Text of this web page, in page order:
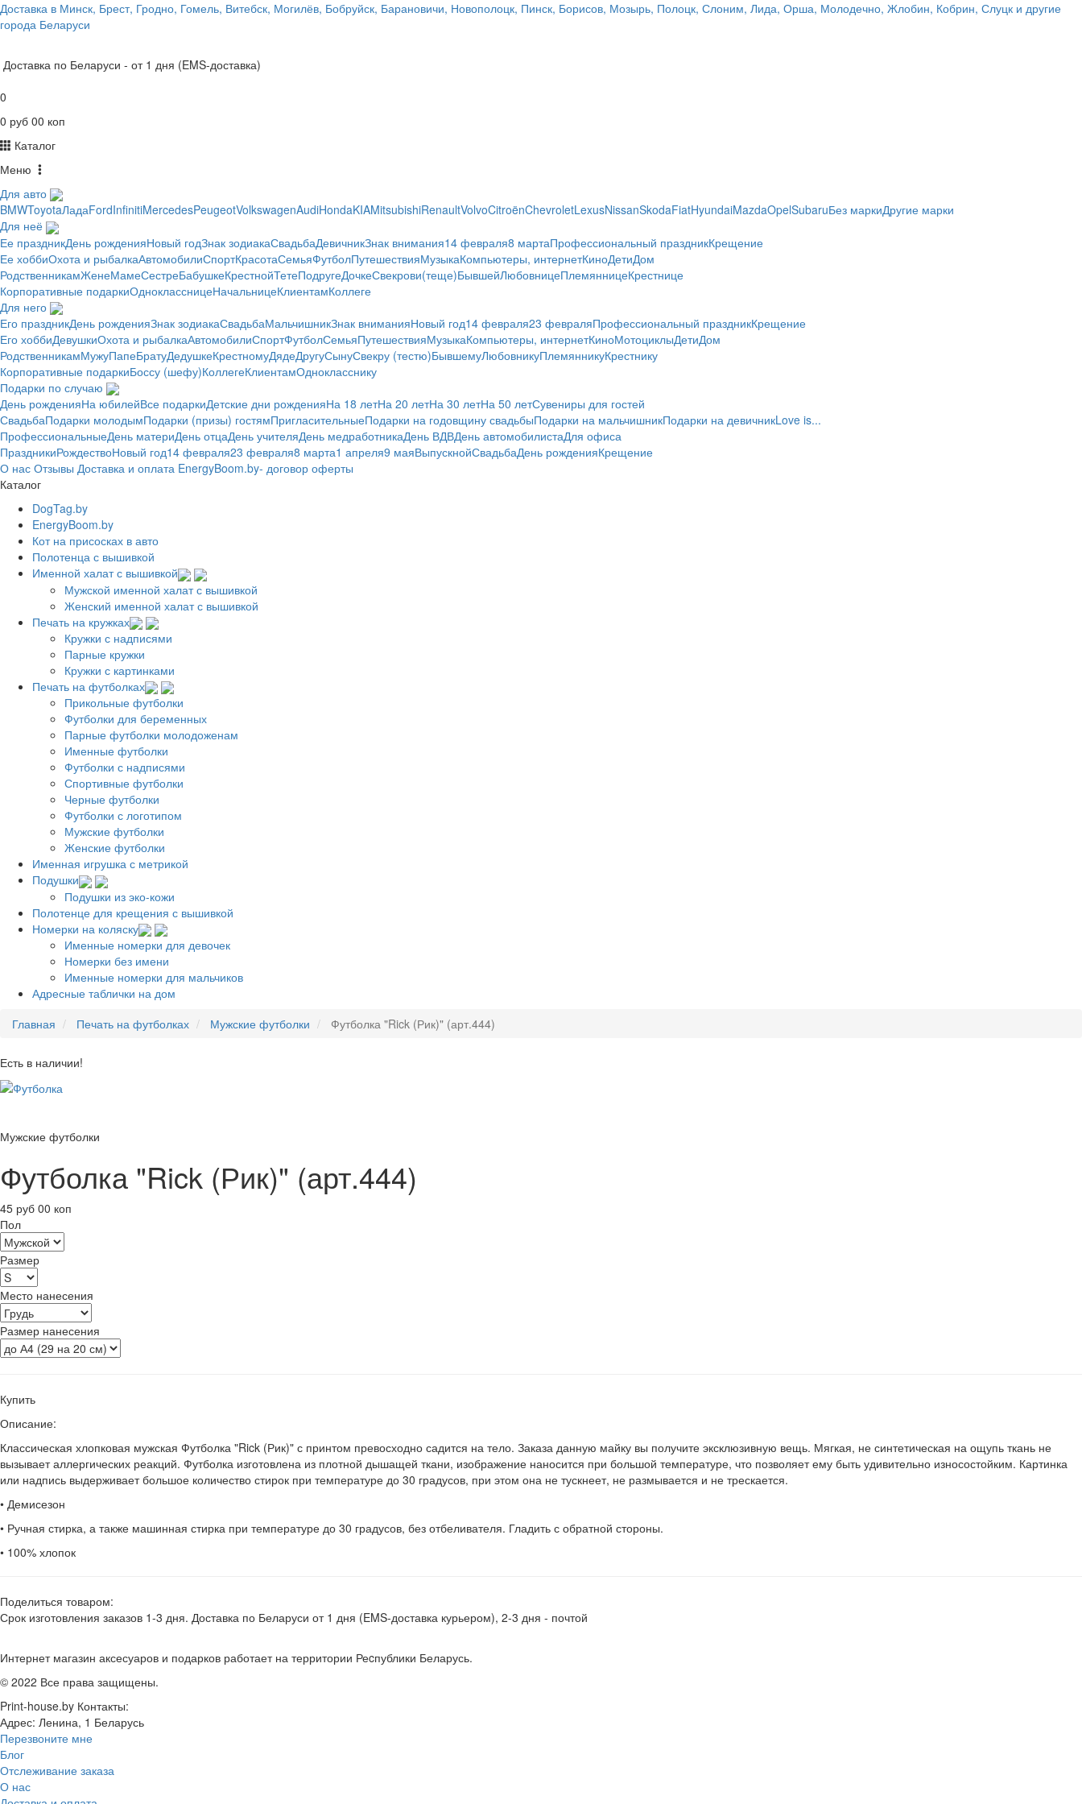
Доставка в Минск, Брест, Гродно, Гомель, Витебск, Могилёв, Бобруйск, Барановичи, Новополоцк, Пинск, Борисов, Мозырь, Полоцк, Слоним, Лида, Орша, Молодечно, Жлобин, Кобрин, Слуцк и другие
города Беларуси
Доставка по Беларуси - от 1 дня (EMS-доставка)
0
0 руб 00 коп
Каталог
Меню
Для авто
BMWToyotaЛадаFordInfinitiMercedesPeugeotVolkswagenAudiHondaKIAMitsubishiRenaultVolvoCitroënChevroletLexusNissanSkodaFiatHyundaiMazdaOpelSubaruБез маркиДругие марки
Для неё
Ее праздникДень рожденияНовый годЗнак зодиакаСвадьбаДевичникЗнак внимания14 февраля8 мартаПрофессиональный праздникКрещение
Ее хоббиОхота и рыбалкаАвтомобилиСпортКрасотаСемьяФутболПутешествияМузыкаКомпьютеры, интернетКиноДетиДом
РодственникамЖенеМамеСестреБабушкеКрестнойТетеПодругеДочкеСвекрови(теще)БывшейЛюбовницеПлемянницеКрестнице
Корпоративные подаркиОдноклассницеНачальницеКлиентамКоллеге
Для него
Его праздникДень рожденияЗнак зодиакаСвадьбаМальчишникЗнак вниманияНовый год14 февраля23 февраляПрофессиональный праздникКрещение
Его хоббиДевушкиОхота и рыбалкаАвтомобилиСпортФутболСемьяПутешествияМузыкаКомпьютеры, интернетКиноМотоциклыДетиДом
РодственникамМужуПапеБратуДедушкеКрестномуДядеДругуСынуСвекру (тестю)БывшемуЛюбовникуПлемянникуКрестнику
Корпоративные подаркиБоссу (шефу)КоллегеКлиентамОднокласснику
Подарки по случаю
День рожденияНа юбилейВсе подаркиДетские дни рожденияНа 18 летНа 20 летНа 30 летНа 50 летСувениры для гостей
СвадьбаПодарки молодымПодарки (призы) гостямПригласительныеПодарки на годовщину свадьбыПодарки на мальчишникПодарки на девичникLove is...
ПрофессиональныеДень материДень отцаДень учителяДень медработникаДень ВДВДень автомобилистаДля офиса
ПраздникиРождествоНовый год14 февраля23 февраля8 марта1 апреля9 маяВыпускнойСвадьбаДень рожденияКрещение
О нас Отзывы Доставка и оплата EnergyBoom.by- договор оферты
Каталог
DogTag.by
EnergyBoom.by
Кот на присосках в авто
Полотенца с вышивкой
Именной халат с вышивкой
Мужской именной халат с вышивкой
Женский именной халат с вышивкой
Печать на кружках
Кружки с надписями
Парные кружки
Кружки с картинками
Печать на футболках
Прикольные футболки
Футболки для беременных
Парные футболки молодоженам
Именные футболки
Футболки с надписями
Спортивные футболки
Черные футболки
Футболки с логотипом
Мужские футболки
Женские футболки
Именная игрушка с метрикой
Подушки
Подушки из эко-кожи
Полотенце для крещения с вышивкой
Номерки на коляску
Именные номерки для девочек
Номерки без имени
Именные номерки для мальчиков
Адресные таблички на дом
Главная
Печать на футболках Мужские футболки Футболка "Rick (Рик)" (арт.444)
Есть в наличии!
Мужские футболки
Футболка "Rick (Рик)" (арт.444)
45 руб 00 коп
Пол
Размер
Место нанесения
Размер нанесения
Купить
Описание:
Классическая хлопковая мужская Футболка "Rick (Рик)" с принтом превосходно садится на тело. Заказа данную майку вы получите эксклюзивную вещь. Мягкая, не синтетическая на ощупь ткань не
вызывает аллергических реакций. Футболка изготовлена из плотной дышащей ткани, изображение наносится при большой температуре, что позволяет ему быть удивительно износостойким. Картинка
или надпись выдерживает большое количество стирок при температуре до 30 градусов, при этом она не тускнеет, не размывается и не трескается.
• Демисезон
• Ручная стирка, а также машинная стирка при температуре до 30 градусов, без отбеливателя. Гладить с обратной стороны.
• 100% хлопок
Поделиться товаром:
Срок изготовления заказов 1-3 дня. Доставка по Беларуси от 1 дня (EMS-доставка курьером), 2-3 дня - почтой
Интернет магазин аксесуаров и подарков работает на территории Реcпублики Беларусь.
© 2022 Все права защищены.
Print-house.by Контакты:
Адрес: Ленина, 1 Беларусь
Перезвоните мне
Блог
Отслеживание заказа
О нас